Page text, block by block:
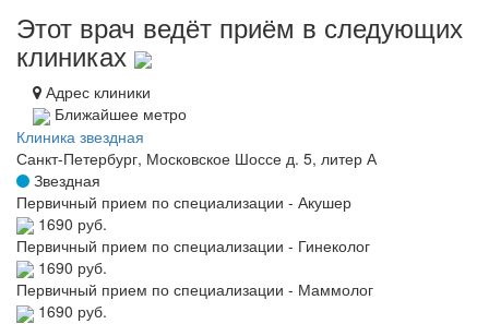
Этот врач ведёт приём в следующих
клиниках
Адрес клиники
Ближайшее метро
Клиника звездная
Санкт-Петербург, Московское Шоссе д. 5, литер А
Звездная
Первичный прием по специализации - Акушер
1690 руб.
Первичный прием по специализации - Гинеколог
1690 руб.
Первичный прием по специализации - Маммолог
1690 руб.